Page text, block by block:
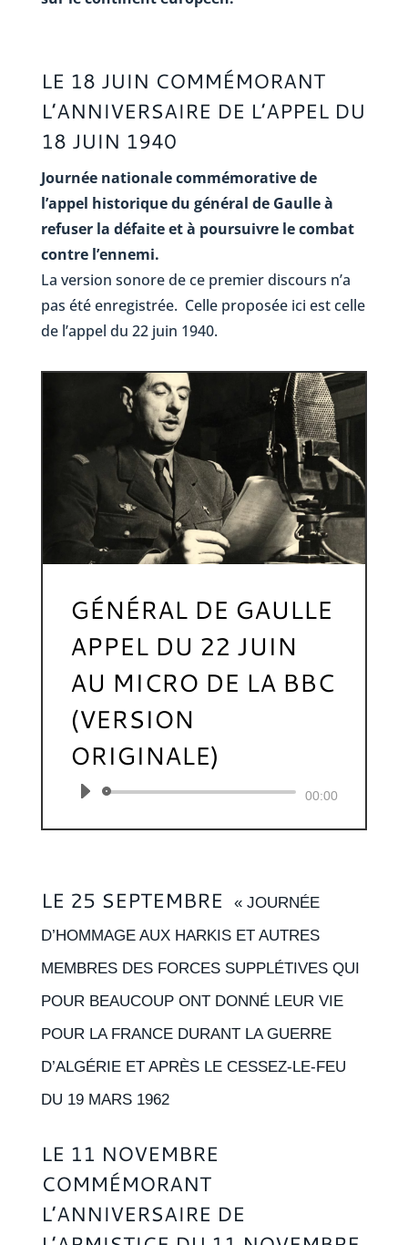
LE 18 JUIN COMMÉMORANT
L’ANNIVERSAIRE DE L’APPEL DU
18 JUIN 1940
Journée nationale commémorative de
l’appel historique du général de Gaulle à
refuser la défaite et à poursuivre le combat
contre l’ennemi.
La version sonore de ce premier discours n’a
pas été enregistrée. Celle proposée ici est celle
de l’appel du 22 juin 1940.
GÉNÉRAL DE GAULLE
APPEL DU 22 JUIN
AU MICRO DE LA BBC
(VERSION
ORIGINALE)
Lecteur
00:00
LE 25 SEPTEMBRE
« JOURNÉE
D’HOMMAGE AUX HARKIS ET AUTRES
MEMBRES DES FORCES SUPPLÉTIVES QUI
POUR BEAUCOUP ONT DONNÉ LEUR VIE
POUR LA FRANCE DURANT LA GUERRE
D’ALGÉRIE ET APRÈS LE CESSEZ-LE-FEU
DU 19 MARS 1962
LE 11 NOVEMBRE
COMMÉMORANT
L’ANNIVERSAIRE DE